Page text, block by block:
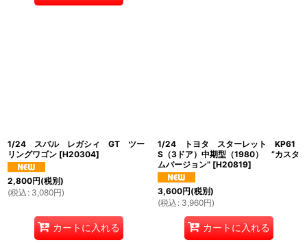
1/24 スバル レガシィ GT ツー
リングワゴン [H20304]
2,800円(税別)
(税込 : 3,080円)
カートに入れる
1/24 トヨタ スターレット KP61
S（3ドア）中期型（1980） ”カスタ
ムバージョン” [H20819]
3,600円(税別)
(税込 : 3,960円)
カートに入れる